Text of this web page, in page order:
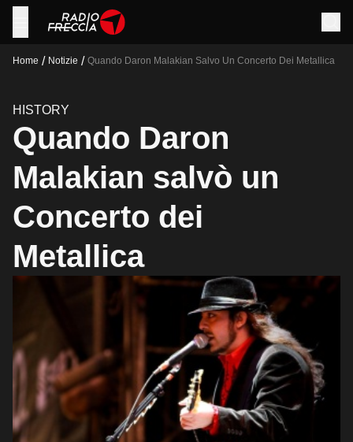
Home / Notizie / Quando Daron Malakian Salvo Un Concerto Dei Metallica
HISTORY
Quando Daron
Malakian salvò un
Concerto dei
Metallica